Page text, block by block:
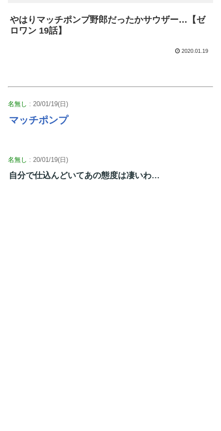
やはりマッチポンプ野郎だったかサウザー…【ゼ
ロワン 19話】
2020.01.19
名無し : 20/01/19(日)
マッチポンプ
名無し : 20/01/19(日)
自分で仕込んどいてあの態度は凄いわ…